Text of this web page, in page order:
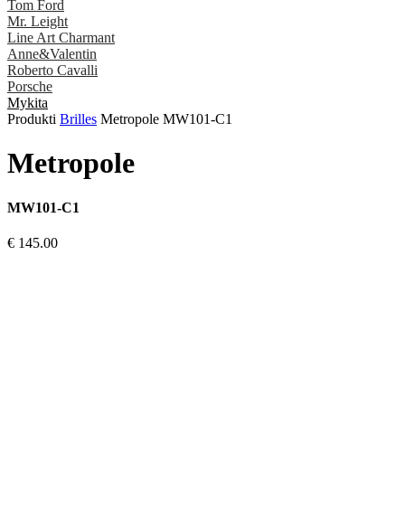
Tom Ford
Mr. Leight
Line Art Charmant
Anne&Valentin
Roberto Cavalli
Porsche
Mykita
Produkti Brilles Metropole MW101-C1
Metropole
MW101-C1
€ 145.00